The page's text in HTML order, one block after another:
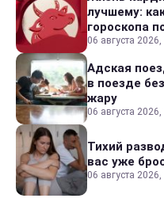
лучшему:
гороскопа
06 августа
Адская
в поезде
жару
06 августа
Тихий
вас уже
06 августа